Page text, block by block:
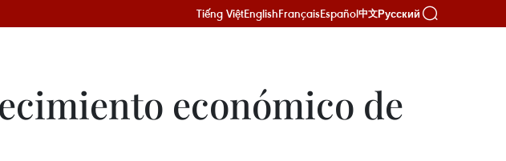
Tiếng ViệtEnglishFrançaisEspañol中文Русский
económico de